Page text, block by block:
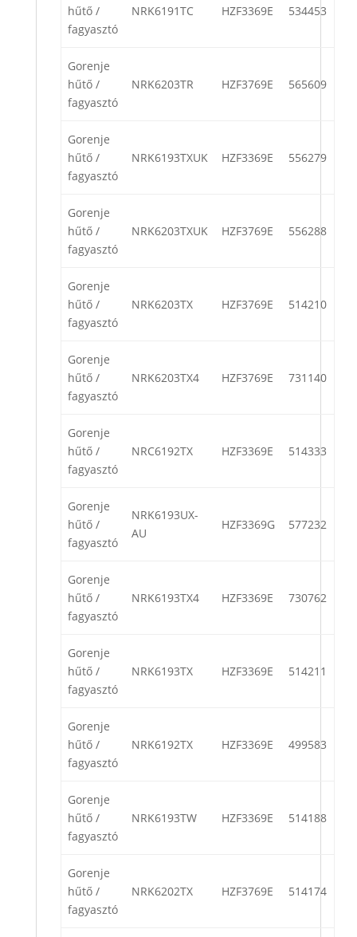
hűtő /
fagyasztó
NRK6191TC HZF3369E 534453
Gorenje
hűtő /
fagyasztó
NRK6203TR HZF3769E 565609
Gorenje
hűtő /
fagyasztó
NRK6193TXUK HZF3369E 556279
Gorenje
hűtő /
fagyasztó
NRK6203TXUK HZF3769E 556288
Gorenje
hűtő /
fagyasztó
NRK6203TX HZF3769E 514210
Gorenje
hűtő /
fagyasztó
NRK6203TX4 HZF3769E 731140
Gorenje
hűtő /
fagyasztó
NRC6192TX HZF3369E 514333
Gorenje
hűtő /
fagyasztó
NRK6193UX-
AU
HZF3369G 577232
Gorenje
hűtő /
fagyasztó
NRK6193TX4 HZF3369E 730762
Gorenje
hűtő /
fagyasztó
NRK6193TX HZF3369E 514211
Gorenje
hűtő /
fagyasztó
NRK6192TX HZF3369E 499583
Gorenje
hűtő /
fagyasztó
NRK6193TW HZF3369E 514188
Gorenje
hűtő /
fagyasztó
NRK6202TX HZF3769E 514174